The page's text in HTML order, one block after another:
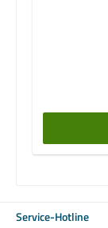
Service-Hotline